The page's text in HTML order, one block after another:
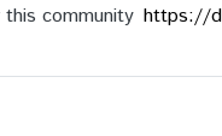
community https://